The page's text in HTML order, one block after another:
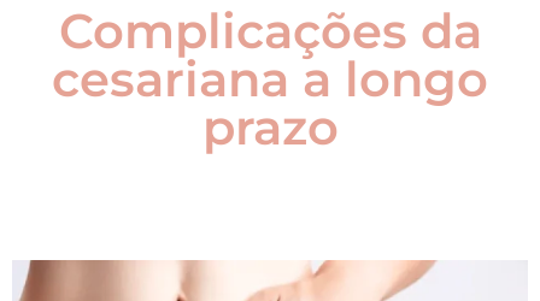
Complicações da
cesariana a longo
prazo